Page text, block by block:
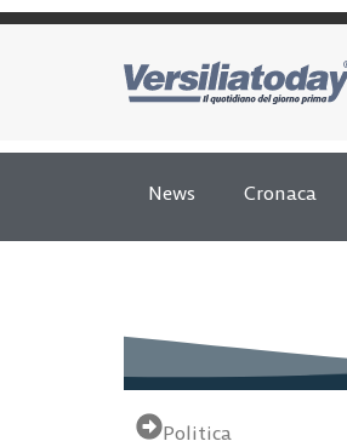
News Cronaca
Politica